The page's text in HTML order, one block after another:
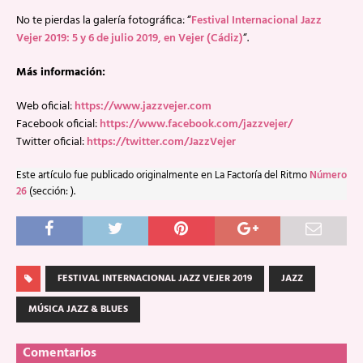
No te pierdas la galería fotográfica: “Festival Internacional Jazz
Vejer 2019: 5 y 6 de julio 2019, en Vejer (Cádiz)“.
Más información:
Web oficial:https://www.jazzvejer.com
Facebook oficial:https://www.facebook.com/jazzvejer/
Twitter oficial:https://twitter.com/JazzVejer
Este artículo fue publicado originalmente en La Factoría del Ritmo Número
26 (sección: ).
FESTIVAL INTERNACIONAL JAZZ VEJER 2019
JAZZ
MÚSICA JAZZ & BLUES
Comentarios